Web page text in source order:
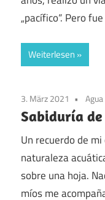
„pacífico“. Pero fue
Weiterlesen
3. März 2021 Agua
Sabiduría
Un recuerdo de
naturaleza
sobre una hoja.
míos me